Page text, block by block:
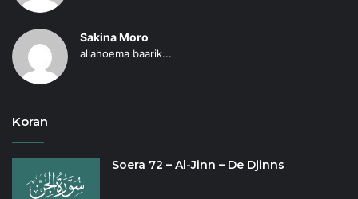
Sakina Moro
allahoema baarik...
Koran
Soera 72 – Al-Jinn – De Djinns